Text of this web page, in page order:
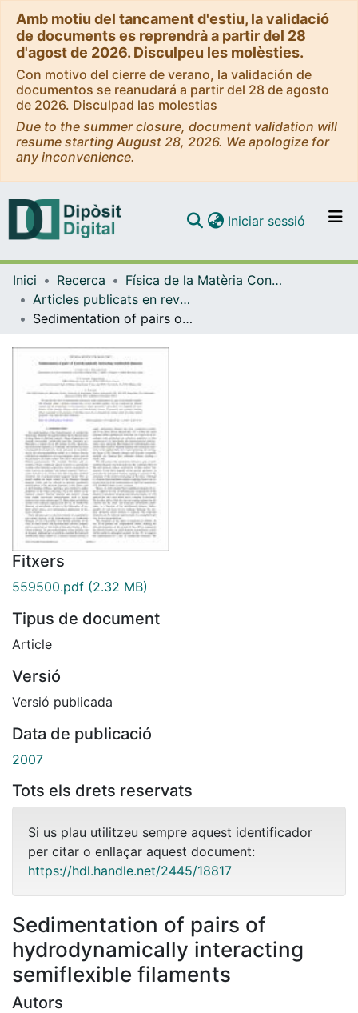
Amb motiu del tancament d'estiu, la validació
de documents es reprendrà a partir del 28
d'agost de 2026. Disculpeu les molèsties.
Con motivo del cierre de verano, la validación de
documentos se reanudará a partir del 28 de agosto
de 2026. Disculpad las molestias
Due to the summer closure, document validation will
resume starting August 28, 2026. We apologize for
any inconvenience.
Navega per tot el DD
Contacte
Iniciar sessió (current)
Inici Recerca
Física de la Matèria Condensada
Articles publicats en revistes (Física de la Matèria Condensada)
Sedimentation of pairs of hydrodynamically interacting semiflexible filaments
Fitxers
559500.pdf (2.32 MB)
Tipus de document
Article
Versió
Versió publicada
Data de publicació
2007
Tots els drets reservats
Si us plau utilitzeu sempre aquest identificador
per citar o enllaçar aquest document:
https://hdl.handle.net/2445/18817
Sedimentation of pairs of
hydrodynamically interacting
semiflexible filaments
Autors